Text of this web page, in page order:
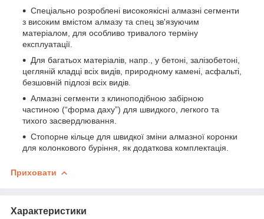
Спеціально розроблені високоякісні алмазні сегменти
з високим вмістом алмазу та спец зв'язуючим
матеріалом, для особливо тривалого терміну
експлуатації.
Для багатьох матеріалів, напр., у бетоні, залізобетоні,
цегляній кладці всіх видів, природному камені, асфальті,
безшовній підлозі всіх видів.
Алмазні сегменти з клиноподібною забірною
частиною (“форма даху”) для швидкого, легкого та
тихого засвердлювання.
Стопорне кільце для швидкої зміни алмазної коронки
для колонкового буріння, як додаткова комплектація.
Приховати
Характеристики